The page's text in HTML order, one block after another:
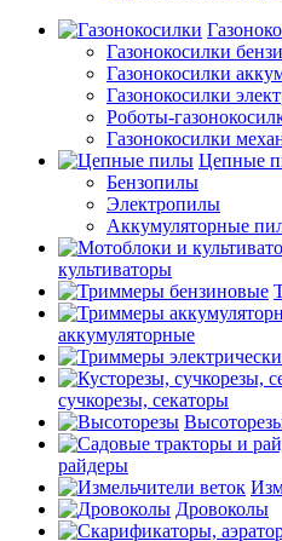
Газонокосилки
Газонокосилки
Газонокосилки
Роботы-
Газонокосилки
Цепные
Бензопилы
Электропилы
Аккумуляторные
культиваторы
аккумуляторные
сучкорезы, секаторы
райдеры
Дровоколы